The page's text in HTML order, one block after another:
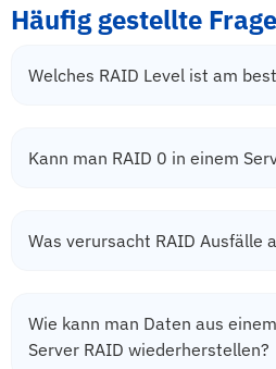
Häufig gestellte
Welches RAID Level ist am
Kann man RAID 0 in einem
Was verursacht RAID Ausfälle
Wie kann man Daten aus
Server RAID wiederherstellen?